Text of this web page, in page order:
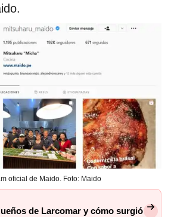
oficial de Maido. Foto: Maido
de Larcomar y cómo surgió